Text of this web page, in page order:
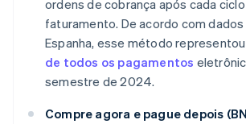
ordens de cobrança após cada
faturamento. De acordo com dados
Espanha, esse método representou
de todos os pagamentos
semestre de 2024.
Compre agora e pague depois